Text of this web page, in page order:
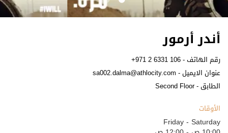
أندر أرمور
رقم الهاتف -+971 2 6331 106
عنوان الايميل - sa002.dalma@athlocity.com
الطابق - Second Floor
الأوقات
Friday - Saturday